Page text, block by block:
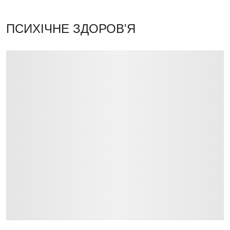
ПСИХІЧНЕ ЗДОРОВ'Я